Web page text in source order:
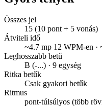
Összes jel
15 (10 pont + 5 vonás)
Átviteli idő
~4.7 mp 12 WPM-en ·
Leghosszabb betű
B (-...) · 9 egység
Ritka betűk
Csak gyakori betűk
Ritmus
pont-túlsúlyos (több